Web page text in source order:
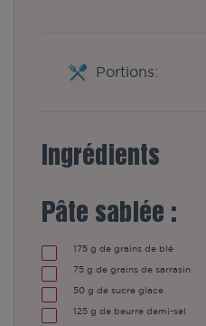
Portions:
Ingrédients
Pâte sablée :
175 g de grains de blé
75 g de grains de sarrasin
50 g de sucre glace
125 g de beurre demi-sel